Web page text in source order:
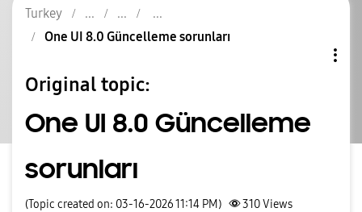
Turkey
One UI 8.0 Güncelleme sorunları
Original topic:
One UI 8.0 Güncelleme
sorunları
(Topic created on: 03-16-2026 11:14 PM) 310Views